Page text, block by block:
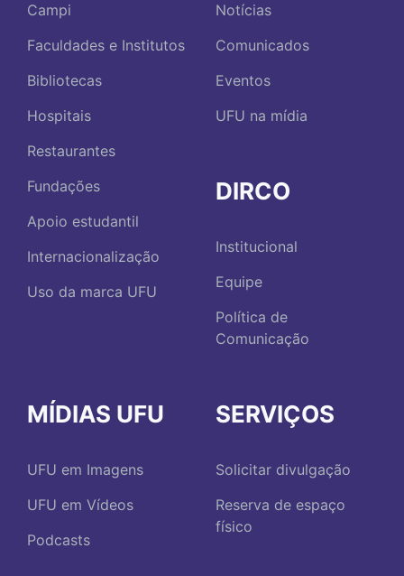
Campi
Faculdades e Institutos
Bibliotecas
Hospitais
Restaurantes
Fundações
Apoio estudantil
Internacionalização
Uso da marca UFU
Notícias
Comunicados
Eventos
UFU na mídia
DIRCO
Institucional
Equipe
Política de
Comunicação
MÍDIAS UFU
UFU em Imagens
UFU em Vídeos
Podcasts
SERVIÇOS
Solicitar divulgação
Reserva de espaço
físico